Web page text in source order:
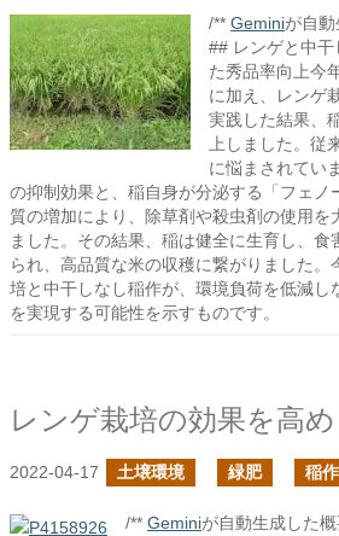
/** Geminiが自
## レンゲと中干
た秀品率向上今
に加え、レンゲ
実践した結果、
上しました。従
に悩まされてい
の抑制効果と、稲自身が分泌する「フェノ
質の増加により、除草剤や殺虫剤の使用を
ました。その結果、稲は健全に生育し、食
られ、高品質な米の収穫に繋がりました。
培と中干しなし稲作が、環境負荷を低減し
を実現する可能性を示すものです。
レンゲ栽培の効果を高
2022-04-17 土壌環境 緑肥 稲作
/** Geminiが自動生成した